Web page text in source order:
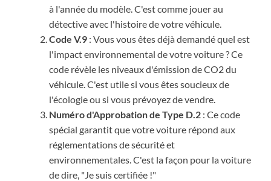
à l'année du modèle. C'est comme jouer au
détective avec l'histoire de votre véhicule.
Code V.9 : Vous vous êtes déjà demandé quel est
l'impact environnemental de votre voiture ? Ce
code révèle les niveaux d'émission de CO2 du
véhicule. C'est utile si vous êtes soucieux de
l'écologie ou si vous prévoyez de vendre.
Numéro d'Approbation de Type D.2 : Ce code
spécial garantit que votre voiture répond aux
réglementations de sécurité et
environnementales. C'est la façon pour la voiture
de dire, "Je suis certifiée !"